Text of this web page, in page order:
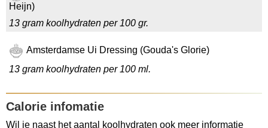
Heijn)
13 gram koolhydraten per 100 gr.
Amsterdamse Ui Dressing (Gouda's Glorie)
13 gram koolhydraten per 100 ml.
Calorie infomatie
Wil je naast het aantal koolhydraten ook meer informatie